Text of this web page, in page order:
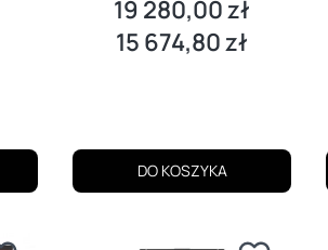
Cena
19 280,00 zł
Cena
15 674,80 zł
DO KOSZYKA